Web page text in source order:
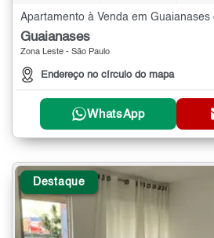
Apartamento à Venda em Guaianases
Guaianases
Zona Leste - São Paulo
Endereço no círculo do mapa
WhatsApp
Destaque